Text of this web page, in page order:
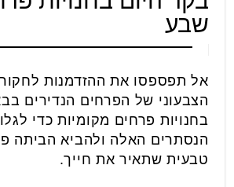
שבע
אל תפספסו את ההזדמנות
הצבעוני של הפרחים הנדירים
בחנויות פרחים מקומיות כדי
הנסתרים האלה ולהביא הביתה
טבעית שתאיר את חייך.